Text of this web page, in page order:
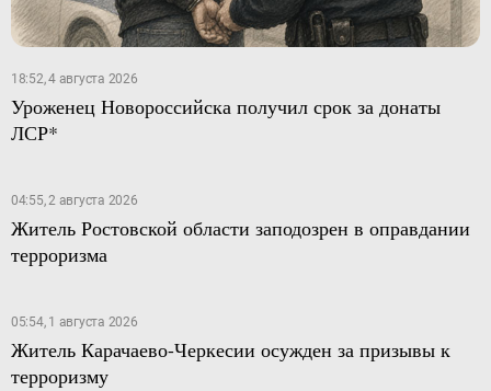
18:52, 4 августа 2026
Уроженец Новороссийска получил срок за донаты
ЛСР*
04:55, 2 августа 2026
Житель Ростовской области заподозрен в оправдании
терроризма
05:54, 1 августа 2026
Житель Карачаево-Черкесии осужден за призывы к
терроризму